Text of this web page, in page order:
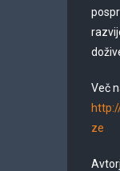
Več
ze